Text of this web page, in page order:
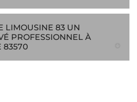
LIMOUSINE 83 UN
PROFESSIONNEL À
83570